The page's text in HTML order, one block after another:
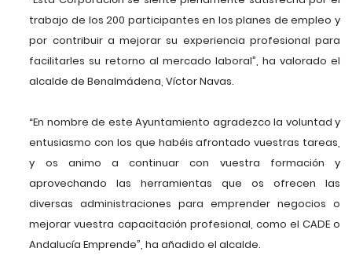
trabajo de los 200 participantes en los planes de empleo y
por contribuir a mejorar su experiencia profesional para
facilitarles su retorno al mercado laboral”, ha valorado el
alcalde de Benalmádena, Víctor Navas.
“En nombre de este Ayuntamiento agradezco la voluntad y
entusiasmo con los que habéis afrontado vuestras tareas,
y os animo a continuar con vuestra formación y
aprovechando las herramientas que os ofrecen las
diversas administraciones para emprender negocios o
mejorar vuestra capacitación profesional, como el CADE o
Andalucía Emprende”, ha añadido el alcalde.